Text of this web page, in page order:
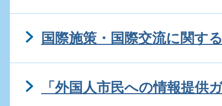
国際施策・国際交流に関す
「外国人市民への情報提供